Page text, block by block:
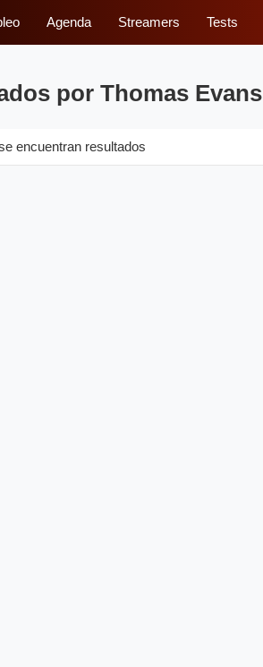
Agenda Streamers Tests
por Thomas Evans
encuentran resultados